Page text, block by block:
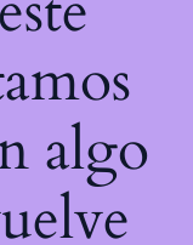
algo